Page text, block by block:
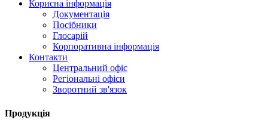
Корисна інформація
Документація
Посібники
Глосарій
Корпоративна інформація
Контакти
Центральний офіс
Регіональні офіси
Зворотний зв'язок
Продукція